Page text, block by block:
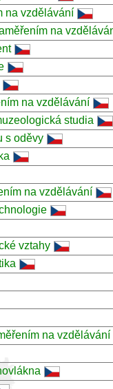
na vzdělávání
na
na vzdělávání
studia
s oděvy
na vzdělávání
vztahy
na vzdělávání